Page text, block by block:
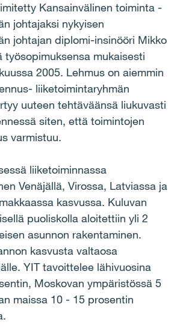
Kansainvälinen toiminta -
johtajaksi nykyisen
johtajan diplomi-insinööri Mikko
työsopimuksensa mukaisesti
2005. Lehmus on aiemmin
liiketoimintaryhmän
uuteen tehtäväänsä liukuvasti
siten, että toimintojen
varmistuu.
liiketoiminnassa
Venäjällä, Virossa, Latviassa ja
kasvussa. Kuluvan
puoliskolla aloitettiin yli 2
asunnon rakentaminen.
kasvusta valtaosa
YIT tavoittelee lähivuosina
Moskovan ympäristössä 5
maissa 10 - 15 prosentin